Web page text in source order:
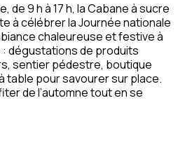
de 9 h à 17 h, la Cabane à sucre
à célébrer la Journée nationale
chaleureuse et festive à
: dégustations de produits
sentier pédestre, boutique
table pour savourer sur place.
de l’automne tout en se